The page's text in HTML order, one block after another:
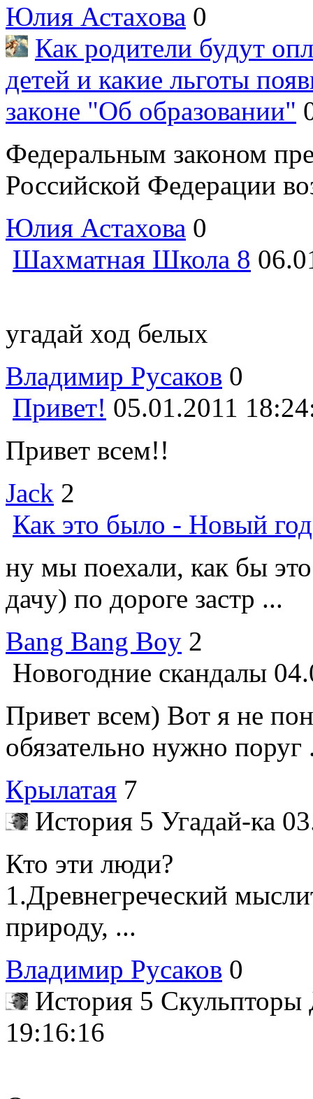
Юлия Астахова 0
Как родители будут
детей и какие льготы
законе "Об образовании"
Федеральным законом
Российской Федерации
Юлия Астахова 0
Шахматная Школа 8
угадай ход белых
Владимир Русаков 0
Привет! 05.01.2011
Привет всем!!
Jack 2
Как это было - Новый
ну мы поехали, как бы
дачу) по дороге застр ...
Bang Bang Boy 2
Новогодние скандалы
Привет всем) Вот я не
обязательно нужно поруг
Крылатая 7
История 5 Угадай-ка
Кто эти люди?
1.Древнегреческий
природу, ...
Владимир Русаков 0
История 5
19:16:16